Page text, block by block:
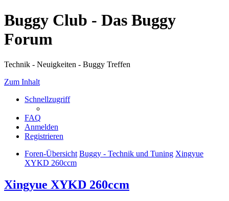
Buggy Club - Das Buggy
Forum
Technik - Neuigkeiten - Buggy Treffen
Zum Inhalt
Schnellzugriff
FAQ
Anmelden
Registrieren
Foren-Übersicht Buggy - Technik und Tuning Xingyue
XYKD 260ccm
Xingyue XYKD 260ccm